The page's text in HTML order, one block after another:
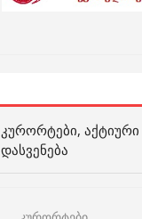
ᲙᲣᲠᲝᲠᲢᲔᲑᲘ, ᲐᲥᲢᲘᲣᲠᲘ
ᲓᲐᲡᲕᲔᲜᲔᲑᲐ